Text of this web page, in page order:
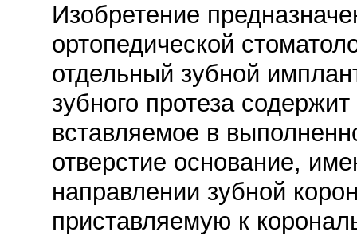
Изобретение
ортопедической
отдельный зубной
зубного протеза
вставляемое в
отверстие основание,
направлении зубной
приставляемую к